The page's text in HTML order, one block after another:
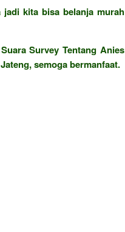
kita bisa belanja murah
Survey Tentang Anies
semoga bermanfaat.